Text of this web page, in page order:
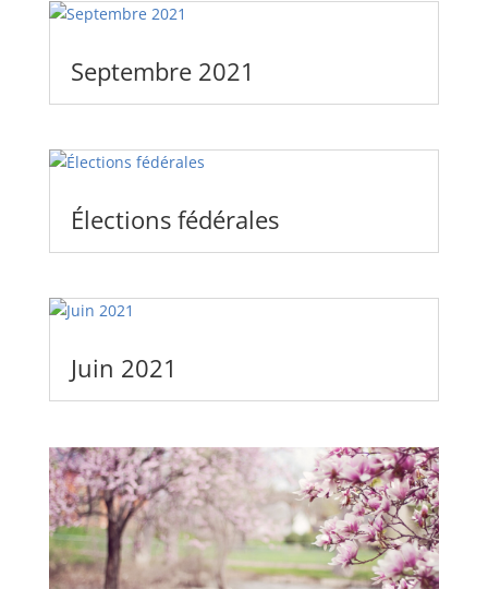
Septembre 2021
Élections fédérales
Juin 2021